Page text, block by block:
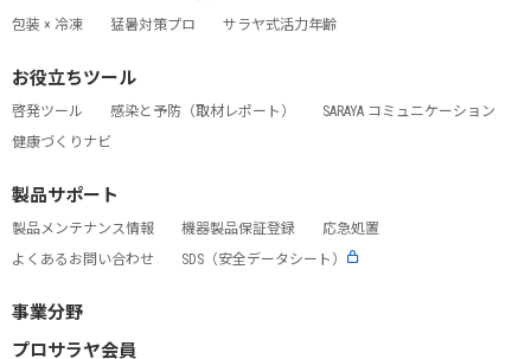
包装 × 冷凍
猛暑対策プロ サラヤ式活力年齢
お役立ちツール
啓発ツール 感染と予防（取材レポート）
SARAYA コミュニケーション
健康づくりナビ
製品サポート
製品メンテナンス情報 機器製品保証登録
応急処置
よくあるお問い合わせ
SDS（安全データシート）
事業分野
プロサラヤ会員